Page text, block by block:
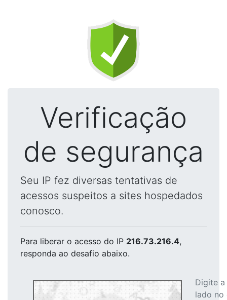
Verificação
de segurança
Seu IP fez diversas tentativas de
acessos suspeitos a sites hospedados
conosco.
Para liberar o acesso do IP 216.73.216.4,
responda ao desafio abaixo.
Digite
lado no